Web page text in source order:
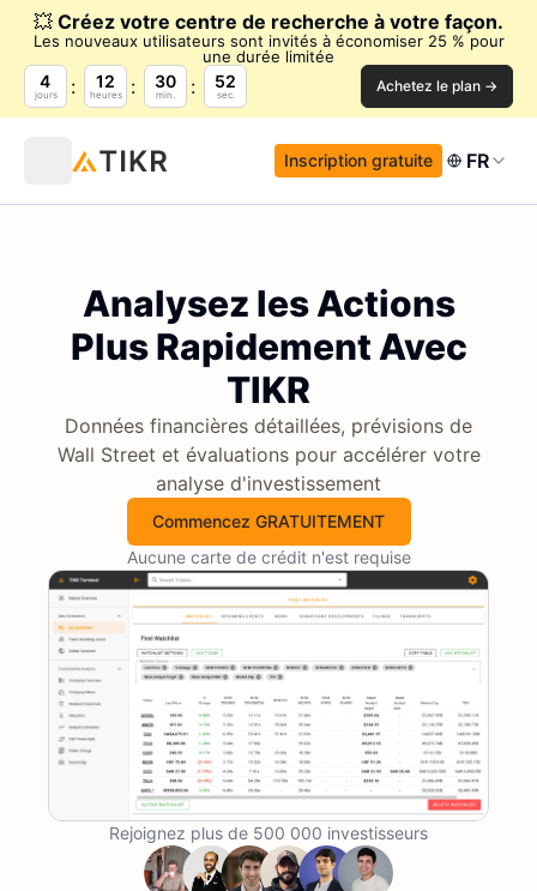
💥 Créez votre centre de recherche à votre façon.
Les nouveaux utilisateurs sont invités à économiser 25 % pour
une durée limitée
4
jours
12
heures
30
min.
51
sec. Achetez le plan →
Inscription gratuite FR
Analysez les Actions
Plus Rapidement Avec
TIKR
Données financières détaillées, prévisions de
Wall Street et évaluations pour accélérer votre
analyse d'investissement
Commencez GRATUITEMENT
Aucune carte de crédit n'est requise
Rejoignez plus de 500 000 investisseurs